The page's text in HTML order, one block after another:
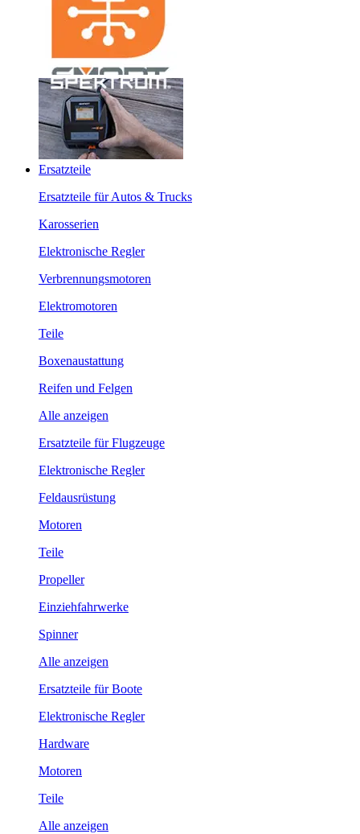
Ersatzteile
Ersatzteile für Autos & Trucks
Karosserien
Elektronische Regler
Verbrennungsmotoren
Elektromotoren
Teile
Boxenaustattung
Reifen und Felgen
Alle anzeigen
Ersatzteile für Flugzeuge
Elektronische Regler
Feldausrüstung
Motoren
Teile
Propeller
Einziehfahrwerke
Spinner
Alle anzeigen
Ersatzteile für Boote
Elektronische Regler
Hardware
Motoren
Teile
Alle anzeigen